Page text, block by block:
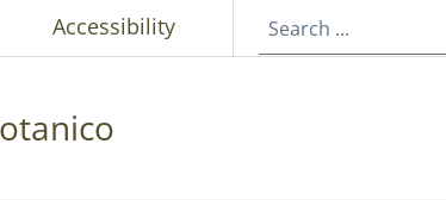
Accessibility